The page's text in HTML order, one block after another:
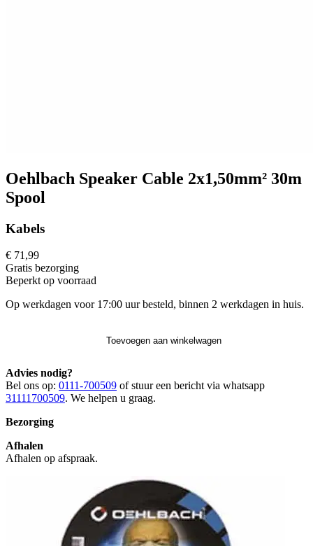
Oehlbach Speaker Cable 2x1,50mm² 30m
Spool
Kabels
€ 71,99
Gratis bezorging
Beperkt op voorraad
Op werkdagen voor 17:00 uur besteld, binnen 2 werkdagen in huis.
Toevoegen aan winkelwagen
Advies nodig?
Bel ons op: 0111-700509 of stuur een bericht via whatsapp
31111700509. We helpen u graag.
Bezorging
Afhalen
Afhalen op afspraak.